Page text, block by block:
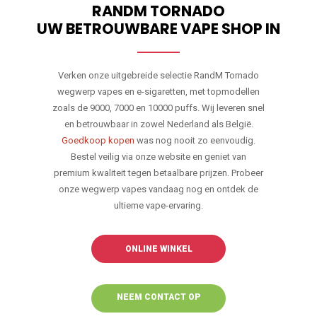
RANDM TORNADO
UW BETROUWBARE VAPE SHOP IN
Verken onze uitgebreide selectie RandM Tornado
wegwerp vapes en e-sigaretten, met topmodellen
zoals de 9000, 7000 en 10000 puffs. Wij leveren snel
en betrouwbaar in zowel Nederland als België.
Goedkoop kopen was nog nooit zo eenvoudig.
Bestel veilig via onze website en geniet van
premium kwaliteit tegen betaalbare prijzen. Probeer
onze wegwerp vapes vandaag nog en ontdek de
ultieme vape-ervaring.
ONLINE WINKEL
NEEM CONTACT OP